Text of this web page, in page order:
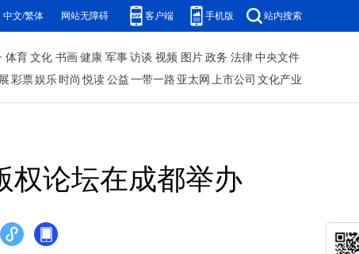
中文/繁体 网站无障碍 客户端 手机版 站内搜索
体育 文化 书画 健康 军事 访谈 视频 图片 政务 法律 中央文件
彩票娱乐 时尚 悦读 公益 一带一路 亚太网 上市公司 文化产业
权论坛在成都举办